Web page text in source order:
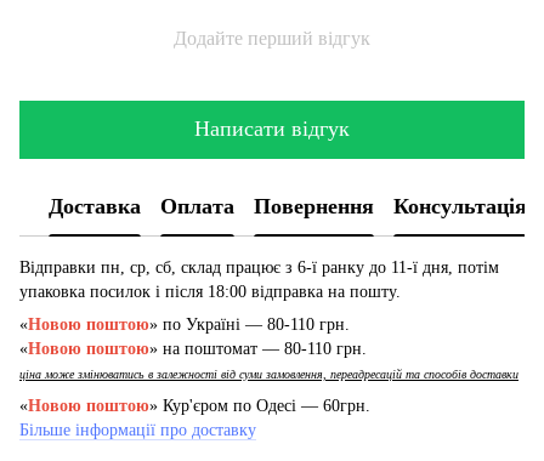
Додайте перший відгук
Написати відгук
Доставка Оплата Повернення Консультація
Відправки пн, ср, сб, склад працює з 6-ї ранку до 11-ї дня, потім
упаковка посилок і після 18:00 відправка на пошту.
«Новою поштою» по Україні — 80-110 грн.
«Новою поштою» на поштомат — 80-110 грн.
ціна може змінюватись в залежності від суми замовлення, переадресацій та способів доставки
«Новою поштою» Кур'єром по Одесі — 60грн.
Більше інформації про доставку